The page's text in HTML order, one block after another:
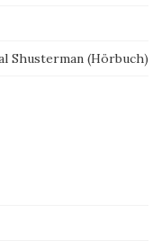
Shusterman (Hörbuch)